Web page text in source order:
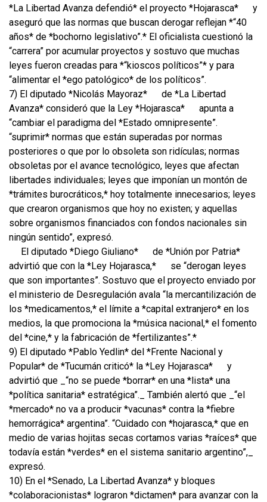
*La Libertad Avanza defendió* el proyecto *Hojarasca*
y
aseguró que las normas que buscan derogar reflejan *“40
años* de *bochorno legislativo”.* El oficialista cuestionó la
“carrera” por acumular proyectos y sostuvo que muchas
leyes fueron creadas para *“kioscos políticos”* y para
“alimentar el *ego patológico* de los políticos”.
7) El diputado *Nicolás Mayoraz*
de *La Libertad
Avanza* consideró que la Ley *Hojarasca*
apunta a
“cambiar el paradigma del *Estado omnipresente”.
“suprimir* normas que están superadas por normas
posteriores o que por lo obsoleta son ridículas; normas
obsoletas por el avance tecnológico, leyes que afectan
libertades individuales; leyes que imponían un montón de
*trámites burocráticos,* hoy totalmente innecesarios; leyes
que crearon organismos que hoy no existen; y aquellas
sobre organismos financiados con fondos nacionales sin
ningún sentido”, expresó.
El diputado *Diego Giuliano*
de *Unión por Patria*
advirtió que con la *Ley Hojarasca,*
se “derogan leyes
que son importantes”. Sostuvo que el proyecto enviado por
el ministerio de Desregulación avala “la mercantilización de
los *medicamentos,* el límite a *capital extranjero* en los
medios, la que promociona la *música nacional,* el fomento
del *cine,* y la fabricación de *fertilizantes”.*
9) El diputado *Pablo Yedlin* del *Frente Nacional y
Popular* de *Tucumán criticó* la *Ley Hojarasca*
y
advirtió que _“no se puede *borrar* en una *lista* una
*política sanitaria* estratégica”._ También alertó que _“el
*mercado* no va a producir *vacunas* contra la *fiebre
hemorrágica* argentina”. “Cuidado con *hojarasca,* que en
medio de varias hojitas secas cortamos varias *raíces* que
todavía están *verdes* en el sistema sanitario argentino”,_
expresó.
10) En el *Senado, La Libertad Avanza* y bloques
*colaboracionistas* lograron *dictamen* para avanzar con la